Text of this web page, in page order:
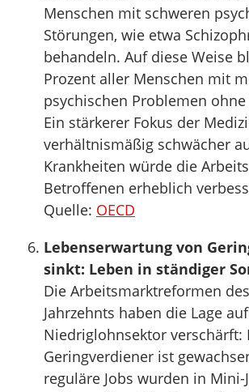
Menschen mit schweren
Störungen, wie etwa
behandeln. Auf diese Weise
Prozent aller Menschen mit
psychischen Problemen
Ein stärkerer Fokus der
verhältnismäßig schwächer
Krankheiten würde die
Betroffenen erheblich
Quelle: OECD
Lebenserwartung von
sinkt: Leben in ständiger
Die Arbeitsmarktreformen
Jahrzehnts haben die Lage
Niedriglohnsektor verschärft:
Geringverdiener ist
reguläre Jobs wurden in Mini-